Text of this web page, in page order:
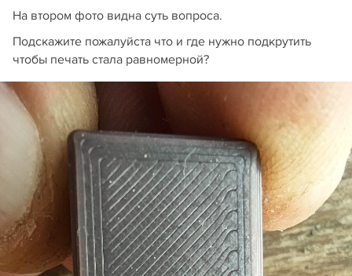
На втором фото видна суть вопроса.
Подскажите пожалуйста что и где нужно подкрутить
чтобы печать стала равномерной?